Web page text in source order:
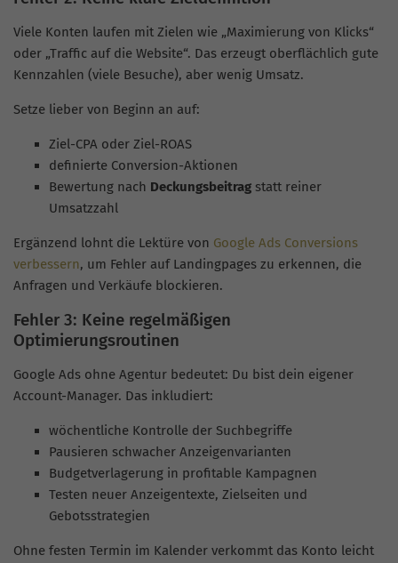
Viele Konten laufen mit Zielen wie „Maximierung von Klicks“
oder „Traffic auf die Website“. Das erzeugt oberflächlich gute
Kennzahlen (viele Besuche), aber wenig Umsatz.
Setze lieber von Beginn an auf:
Ziel-CPA oder Ziel-ROAS
definierte Conversion-Aktionen
Bewertung nach Deckungsbeitrag statt reiner
Umsatzzahl
Ergänzend lohnt die Lektüre von Google Ads Conversions
verbessern, um Fehler auf Landingpages zu erkennen, die
Anfragen und Verkäufe blockieren.
Fehler 3: Keine regelmäßigen
Optimierungsroutinen
Google Ads ohne Agentur bedeutet: Du bist dein eigener
Account-Manager. Das inkludiert:
wöchentliche Kontrolle der Suchbegriffe
Pausieren schwacher Anzeigenvarianten
Budgetverlagerung in profitable Kampagnen
Testen neuer Anzeigentexte, Zielseiten und
Gebotsstrategien
Ohne festen Termin im Kalender verkommt das Konto leicht